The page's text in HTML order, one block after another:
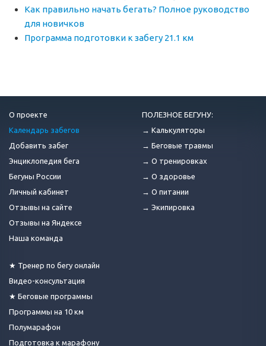
Как правильно начать бегать? Полное руководство
для новичков
Программа подготовки к забегу 21.1 км
О проекте
Календарь забегов
Добавить забег
Энциклопедия бега
Бегуны России
Личный кабинет
Отзывы на сайте
Отзывы на Яндексе
Наша команда
★ Тренер по бегу онлайн
Видео-консультация
★ Беговые программы
Программы на 10 км
Полумарафон
Подготовка к марафону
ПОЛЕЗНОЕ БЕГУНУ:
→ Калькуляторы
→ Беговые травмы
→ О тренировках
→ О здоровье
→ О питании
→ Экипировка